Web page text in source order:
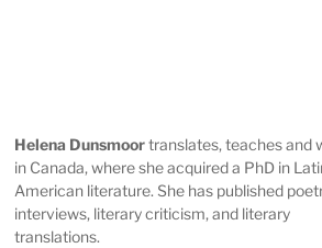
Helena Dunsmoortranslates, teaches and
in Canada, where she acquired a PhD in
American literature. She has published
interviews, literary criticism, and literary
translations.